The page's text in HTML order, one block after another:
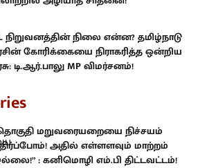
நிறுவனத்தின் நிலை என்ன? தமிழ்நாடு
கோரிக்கையை நிராகரித்த ஒன்றிய
டி.ஆர்.பாலு MP விமர்சனம்!
மறுவரையறையை நிச்சயம்
அதில் எள்ளளவும் மாற்றம்
: கனிமொழி எம்.பி திட்டவட்டம்!